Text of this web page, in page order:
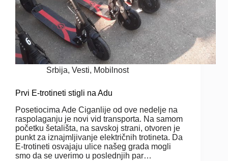
Srbija, Vesti, Mobilnost
Prvi E-trotineti stigli na Adu
Posetiocima Ade Ciganlije od ove nedelje na
raspolaganju je novi vid transporta. Na samom
početku šetališta, na savskoj strani, otvoren je
punkt za iznajmljivanje električnih trotineta. Da
E-trotineti osvajaju ulice našeg grada mogli
smo da se uverimo u poslednjih par…